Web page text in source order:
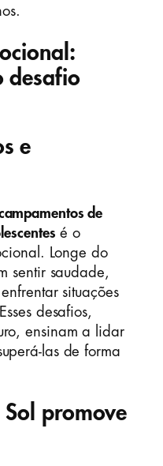
desafio
e
de
é o
Longe do
sentir saudade,
situações
desafios,
ensinam a lidar
las de forma
Sol promove